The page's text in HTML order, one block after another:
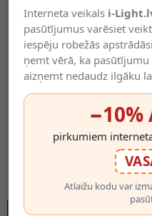
Interneta veikals i-
pasūtījumus varēsiet
iespēju robežās
ņemt vērā, ka
aizņemt nedaudz ilgāku
−10%
pirkumiem
Atlaižu kodu var